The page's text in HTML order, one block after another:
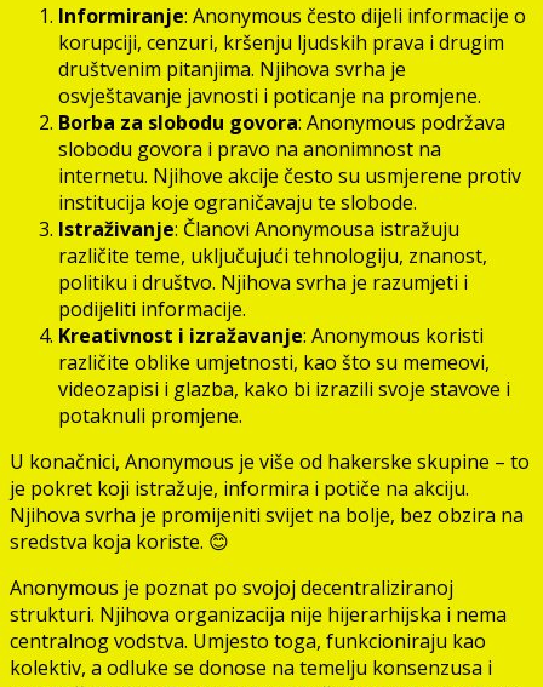
Informiranje: Anonymous često dijeli informacije o
korupciji, cenzuri, kršenju ljudskih prava i drugim
društvenim pitanjima. Njihova svrha je
osvještavanje javnosti i poticanje na promjene.
Borba za slobodu govora: Anonymous podržava
slobodu govora i pravo na anonimnost na
internetu. Njihove akcije često su usmjerene protiv
institucija koje ograničavaju te slobode.
Istraživanje: Članovi Anonymousa istražuju
različite teme, uključujući tehnologiju, znanost,
politiku i društvo. Njihova svrha je razumjeti i
podijeliti informacije.
Kreativnost i izražavanje: Anonymous koristi
različite oblike umjetnosti, kao što su memeovi,
videozapisi i glazba, kako bi izrazili svoje stavove i
potaknuli promjene.
U konačnici, Anonymous je više od hakerske skupine – to
je pokret koji istražuje, informira i potiče na akciju.
Njihova svrha je promijeniti svijet na bolje, bez obzira na
sredstva koja koriste. 😊
Anonymous je poznat po svojoj decentraliziranoj
strukturi. Njihova organizacija nije hijerarhijska i nema
centralnog vodstva. Umjesto toga, funkcioniraju kao
kolektiv, a odluke se donose na temelju konsenzusa i